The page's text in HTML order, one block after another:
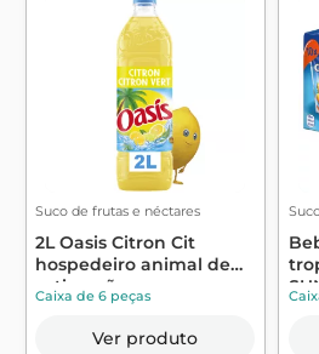
Suco de frutas e néctares
2L Oasis Citron Cit
hospedeiro animal de
estimação - ...
Caixa de 6 peças
Ver produto